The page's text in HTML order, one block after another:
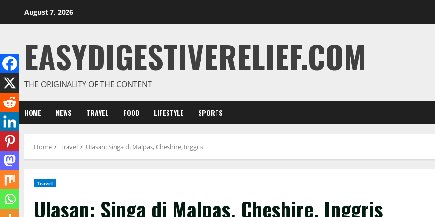
August 7, 2026
EASYDIGESTIVERELIEF.COM
THE ORIGINALITY OF THE CONTENT
HOME NEWS TRAVEL FOOD LIFESTYLE SPORTS
Home Travel Ulasan: Singa di Malpas, Cheshire, Inggris
Travel
Ulasan: Singa di Malpas, Cheshire, Inggris